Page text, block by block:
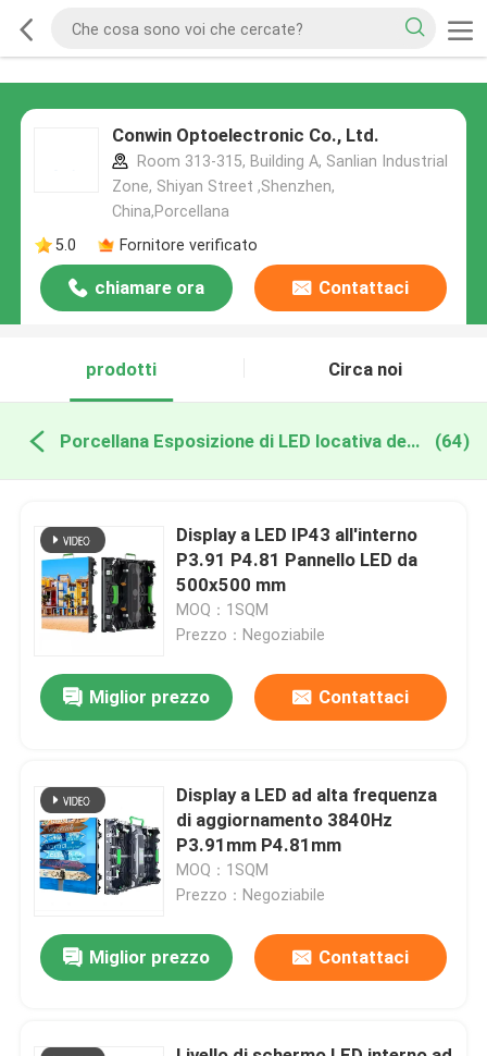
Conwin Optoelectronic Co., Ltd.
Room 313-315, Building A, Sanlian Industrial
Zone, Shiyan Street ,Shenzhen,
China,Porcellana
5.0
Fornitore verificato
chiamare ora Contattaci
prodotti Circa noi
Porcellana Esposizione di LED locativa dell'interno (64)
Display a LED IP43 all'interno
P3.91 P4.81 Pannello LED da
500x500 mm
MOQ：1SQM
Prezzo：Negoziabile
Miglior prezzo Contattaci
Display a LED ad alta frequenza
di aggiornamento 3840Hz
P3.91mm P4.81mm
MOQ：1SQM
Prezzo：Negoziabile
Miglior prezzo Contattaci